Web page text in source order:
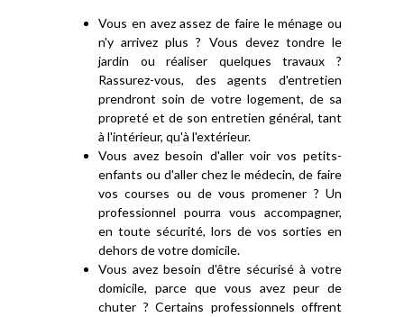
Vous en avez assez de faire le ménage ou
n'y arrivez plus ? Vous devez tondre le
jardin ou réaliser quelques travaux ?
Rassurez-vous, des agents d'entretien
prendront soin de votre logement, de sa
propreté et de son entretien général, tant
à l'intérieur, qu'à l'extérieur.
Vous avez besoin d'aller voir vos petits-
enfants ou d'aller chez le médecin, de faire
vos courses ou de vous promener ? Un
professionnel pourra vous accompagner,
en toute sécurité, lors de vos sorties en
dehors de votre domicile.
Vous avez besoin d'être sécurisé à votre
domicile, parce que vous avez peur de
chuter ? Certains professionnels offrent